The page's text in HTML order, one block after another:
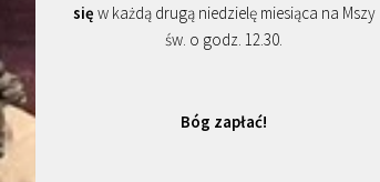
się w każdą drugą niedzielę miesiąca na Mszy
św. o godz. 12.30.
Bóg zapłać!